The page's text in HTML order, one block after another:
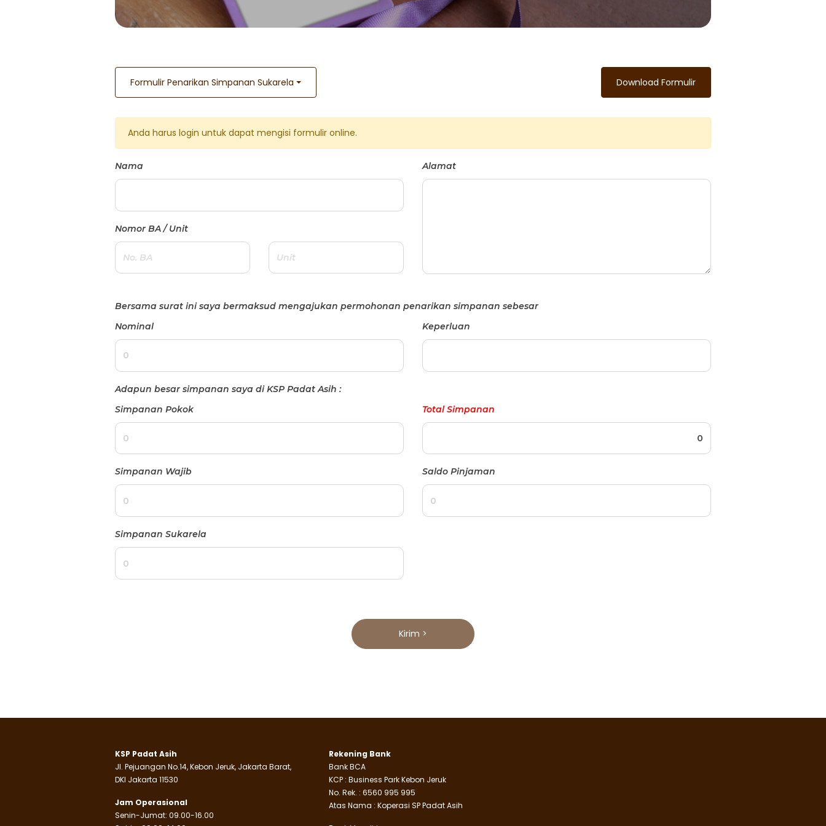
Formulir Penarikan Simpanan Sukarela Download Formulir
Anda harus login untuk dapat mengisi formulir online.
Nama
Nomor BA / Unit
Alamat
Bersama surat ini saya bermaksud mengajukan permohonan penarikan simpanan sebesar
Nominal
Keperluan
Adapun besar simpanan saya di KSP Padat Asih :
Simpanan Pokok
Simpanan Wajib
Simpanan Sukarela
Total Simpanan
Saldo Pinjaman
Kirim >
KSP Padat Asih
Jl. Pejuangan No.14, Kebon Jeruk, Jakarta Barat,
DKI Jakarta 11530
Jam Operasional
Senin-Jumat: 09.00-16.00
Rekening Bank
Bank BCA
KCP : Business Park Kebon Jeruk
No. Rek. : 6560 995 995
Atas Nama : Koperasi SP Padat Asih